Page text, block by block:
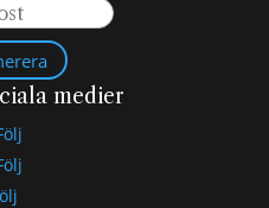
medier